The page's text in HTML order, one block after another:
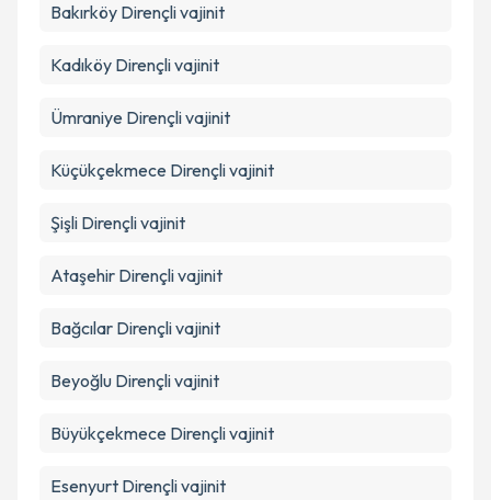
Bakırköy Dirençli vajinit
Kadıköy Dirençli vajinit
Ümraniye Dirençli vajinit
Küçükçekmece Dirençli vajinit
Şişli Dirençli vajinit
Ataşehir Dirençli vajinit
Bağcılar Dirençli vajinit
Beyoğlu Dirençli vajinit
Büyükçekmece Dirençli vajinit
Esenyurt Dirençli vajinit